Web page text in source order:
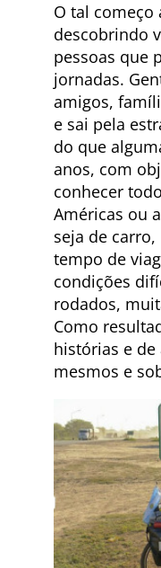
O tal começo
descobrindo
pessoas que
jornadas.
amigos,
e sai pela
do que
anos, com
conhecer
Américas ou
seja de
tempo de
condições
rodados,
Como
histórias e de
mesmos e